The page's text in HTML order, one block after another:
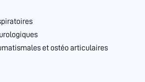
et ostéo articulaires